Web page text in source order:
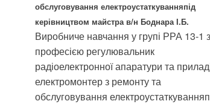
обслуговування електроустаткуванняпід
керівництвом майстра в/н Боднара І.Б.
Виробниче навчання у групі РРА 13-1
професією регулювальник
радіоелектронної апаратури та
електромонтер з ремонту та
обслуговування